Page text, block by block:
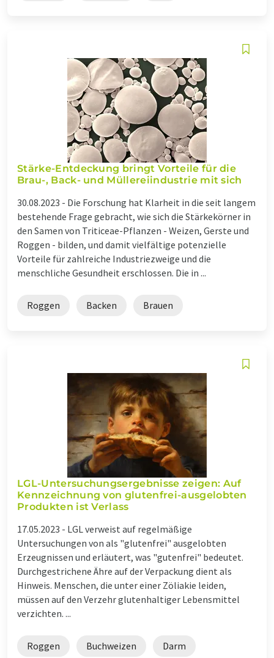
Stärke-Entdeckung bringt Vorteile für die
Brau-, Back- und Müllereiindustrie mit sich
30.08.2023 - Die Forschung hat Klarheit in die seit langem
bestehende Frage gebracht, wie sich die Stärkekörner in
den Samen von Triticeae-Pflanzen - Weizen, Gerste und
Roggen - bilden, und damit vielfältige potenzielle
Vorteile für zahlreiche Industriezweige und die
menschliche Gesundheit erschlossen. Die in ...
Roggen Backen Brauen
LGL-Untersuchungsergebnisse zeigen: Auf
Kennzeichnung von glutenfrei-ausgelobten
Produkten ist Verlass
17.05.2023 - LGL verweist auf regelmäßige
Untersuchungen von als "glutenfrei" ausgelobten
Erzeugnissen und erläutert, was "gutenfrei" bedeutet.
Durchgestrichene Ähre auf der Verpackung dient als
Hinweis. Menschen, die unter einer Zöliakie leiden,
müssen auf den Verzehr glutenhaltiger Lebensmittel
verzichten. ...
Roggen Buchweizen Darm